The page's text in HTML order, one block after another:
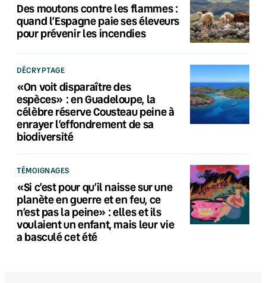
Des moutons contre les flammes :
quand l’Espagne paie ses éleveurs
pour prévenir les incendies
DÉCRYPTAGE
«On voit disparaître des
espèces» : en Guadeloupe, la
célèbre réserve Cousteau peine à
enrayer l’effondrement de sa
biodiversité
TÉMOIGNAGES
«Si c’est pour qu’il naisse sur une
planète en guerre et en feu, ce
n’est pas la peine» : elles et ils
voulaient un enfant, mais leur vie
a basculé cet été